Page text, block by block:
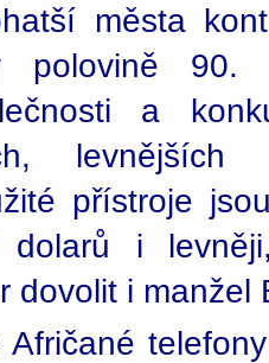
města
90.
a
přístroje
i
dovolit i manžel
Afričané